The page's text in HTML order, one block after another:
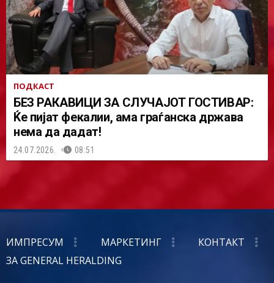
ПОДКАСТ
БЕЗ РАКАВИЦИ ЗА СЛУЧАЈОТ ГОСТИВАР:
Ќе пијат фекалии, ама граѓанска држава
нема да дадат!
24.07.2026. 08:51
ИМПРЕСУМ МАРКЕТИНГ
КОНТАКТ
ЗА GENERAL HERALDING